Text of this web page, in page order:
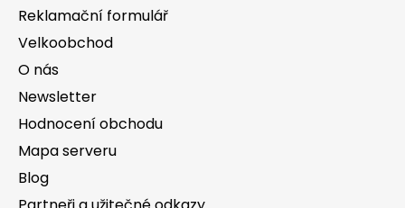
Reklamační formulář
Velkoobchod
O nás
Newsletter
Hodnocení obchodu
Mapa serveru
Blog